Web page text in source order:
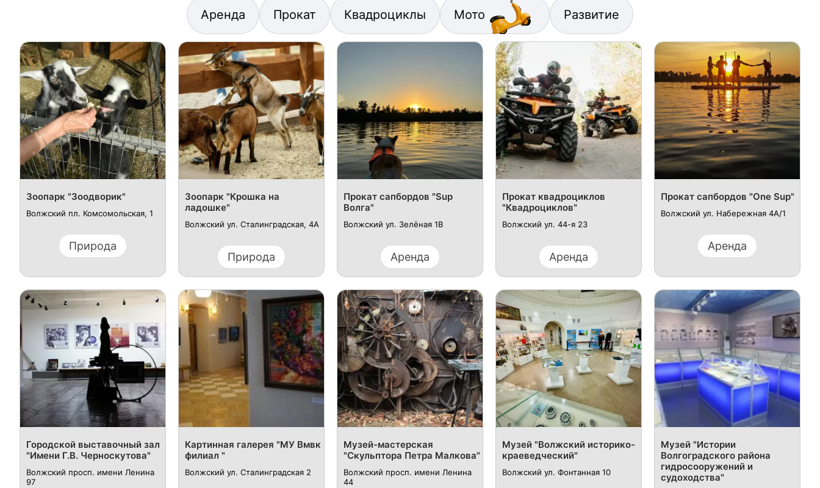
Аренда Прокат Квадроциклы Мото Развитие
Зоопарк "Зоодворик"
Волжский пл. Комсомольская, 1
Природа
Зоопарк "Крошка на
ладошке"
Волжский ул. Сталинградская, 4А
Природа
Прокат сапбордов "Sup
Волга"
Волжский ул. Зелёная 1В
Аренда
Прокат квадроциклов
"Квадроциклов"
Волжский ул. 44-я 23
Аренда
Прокат сапбордов "One Sup"
Волжский ул. Набережная 4А/1
Аренда
Городской выставочный зал
"Имени Г.В. Черноскутова"
Волжский просп. имени Ленина
97
Картинная галерея "МУ Вмвк
филиал "
Волжский ул. Сталинградская 2
Музей-мастерская
"Скульптора Петра Малкова"
Волжский просп. имени Ленина
44
Музей "Волжский историко-
краеведческий"
Волжский ул. Фонтанная 10
Музей "Истории
Волгоградского района
гидросооружений и
судоходства"